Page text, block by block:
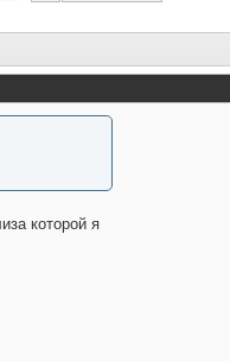
которой я